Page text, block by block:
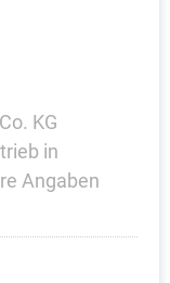
KG
in
Angaben